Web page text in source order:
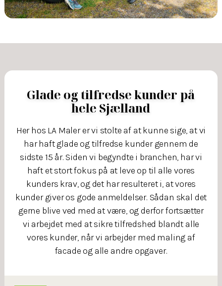
Glade og tilfredse kunder på
hele Sjælland
Her hos LA Maler er vi stolte af at kunne sige, at vi
har haft glade og tilfredse kunder gennem de
sidste 15 år. Siden vi begyndte i branchen, har vi
haft et stort fokus på at leve op til alle vores
kunders krav, og det har resulteret i, at vores
kunder giver os gode anmeldelser. Sådan skal det
gerne blive ved med at være, og derfor fortsætter
vi arbejdet med at sikre tilfredshed blandt alle
vores kunder, når vi arbejder med maling af
facade og alle andre opgaver.